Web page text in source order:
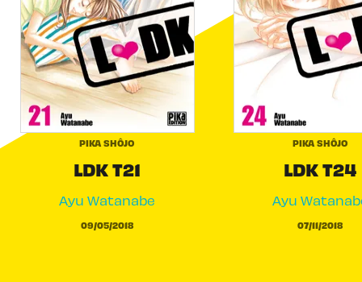
PIKA SHÔJO
LDK T21
Ayu Watanabe
09/05/2018
PIKA SHÔJO
LDK T24
Ayu
07/11/2018